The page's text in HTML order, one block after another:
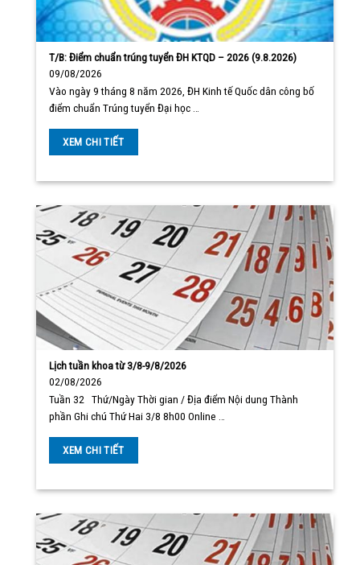
T/B: Điểm chuẩn trúng tuyển ĐH KTQD – 2026 (9.8.2026)
09/08/2026
Vào ngày 9 tháng 8 năm 2026, ĐH Kinh tế Quốc dân công bố
điểm chuẩn Trúng tuyển Đại học …
XEM CHI TIẾT
Lịch tuần khoa từ 3/8-9/8/2026
02/08/2026
Tuần 32 Thứ/Ngày Thời gian / Địa điểm Nội dung Thành
phần Ghi chú Thứ Hai 3/8 8h00 Online …
XEM CHI TIẾT